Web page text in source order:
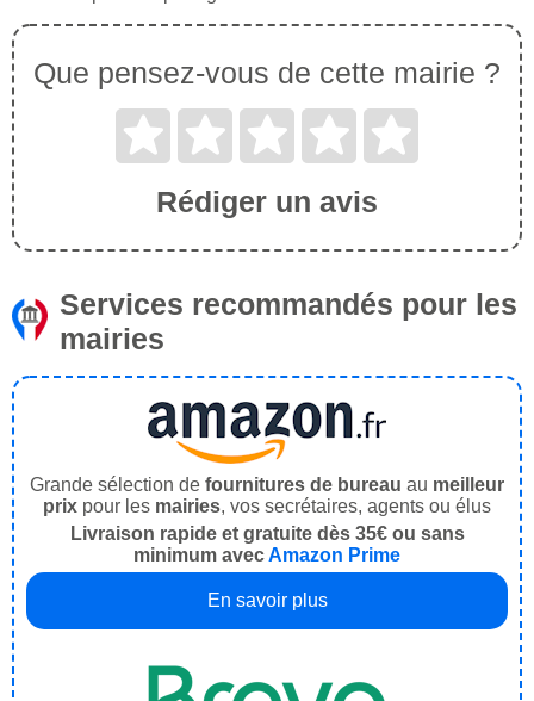
Que pensez-vous de cette mairie ?
Rédiger un avis
Services recommandés pour les
mairies
Grande sélection de fournitures de bureau au meilleur
prix pour les mairies, vos secrétaires, agents ou élus
Livraison rapide et gratuite dès 35€ ou sans
minimum avecAmazon Prime
En savoir plus